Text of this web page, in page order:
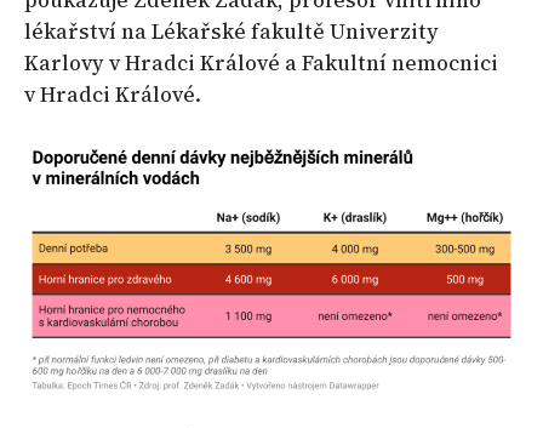
lékařství na Lékařské fakultě Univerzity
Karlovy v Hradci Králové a Fakultní nemocnici
v Hradci Králové.